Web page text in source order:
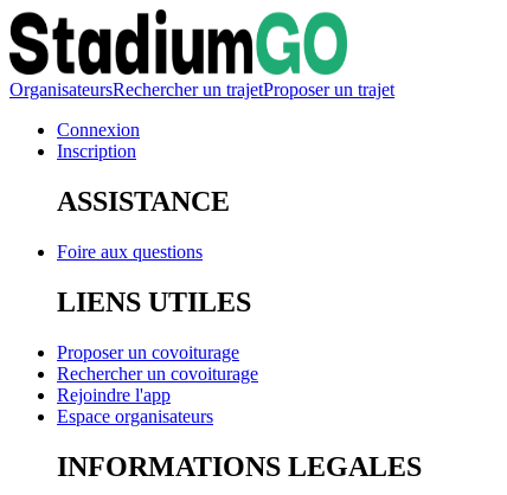
OrganisateursRechercher un trajetProposer un trajet
Connexion
Inscription
ASSISTANCE
Foire aux questions
LIENS UTILES
Proposer un covoiturage
Rechercher un covoiturage
Rejoindre l'app
Espace organisateurs
INFORMATIONS LEGALES